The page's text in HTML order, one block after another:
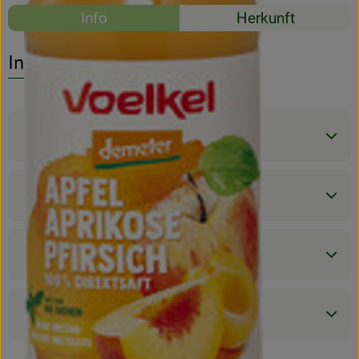
Rezeptarchiv
Rezepte
Info Herkunft
Entdecke passende Rezepte Es wurden
Info
Produktinformationen
Zutaten
Nährwert-Info
Produktdatenblatt